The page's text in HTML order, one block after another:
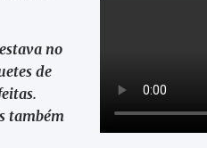
no
de
também